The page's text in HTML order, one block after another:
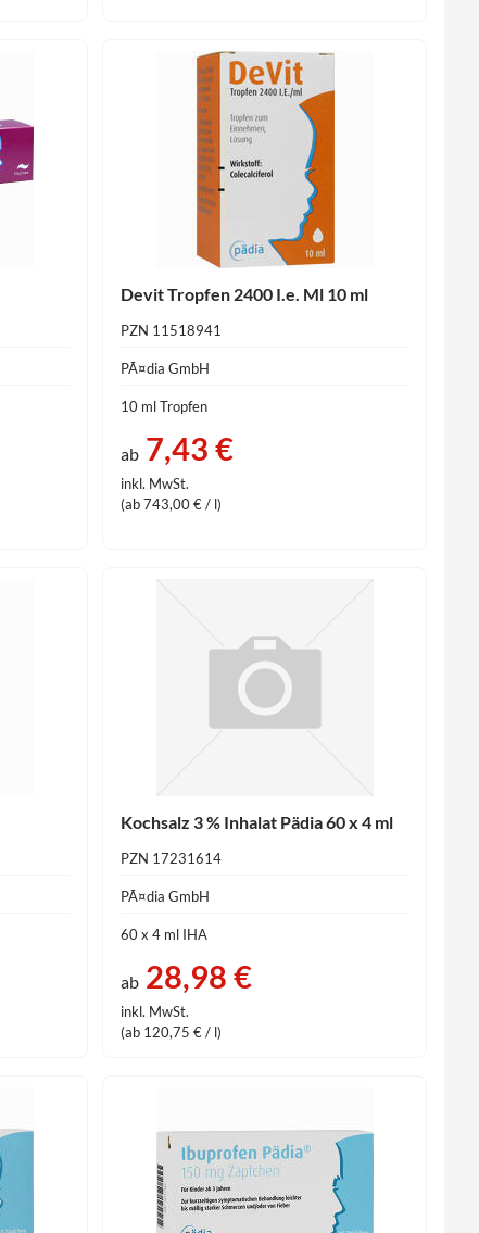
Devit Tropfen 2400 I.e. Ml 10 ml
PZN 11518941
PÃ¤dia GmbH
10 ml Tropfen
ab 7,43 €
inkl. MwSt.
(ab 743,00 € / l)
Kochsalz 3 % Inhalat Pädia 60 x 4 ml
PZN 17231614
PÃ¤dia GmbH
60 x 4 ml IHA
ab 28,98 €
inkl. MwSt.
(ab 120,75 € / l)